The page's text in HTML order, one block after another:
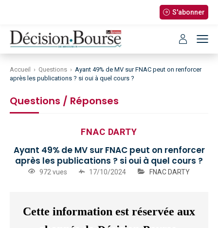
S'abonner
Accueil › Questions › Ayant 49% de MV sur FNAC peut on renforcer
après les publications ? si oui à quel cours ?
Questions / Réponses
FNAC DARTY
Ayant 49% de MV sur FNAC peut on renforcer
après les publications ? si oui à quel cours ?
972 vues 17/10/2024 FNAC DARTY
Cette information est réservée aux